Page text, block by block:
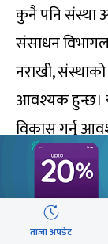
कुनै पनि संस्था
संसाधन
नराखी,
आवश्यक हुन्छ।
विकास गर्नु
लक्ष्यमा
केवल तलब
होइन, बरु
ताजा अपडेट